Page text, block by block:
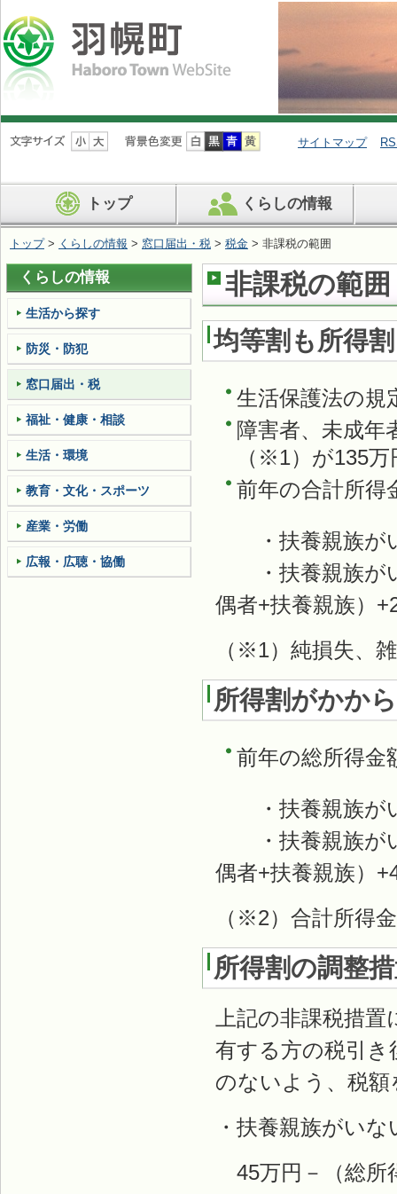
ナ
ビ
ン
を
ば
す
サイトマップ
トップ くらしの情報
トップ> くらしの情報 > 窓口届出・税 > 税金 > 非課税の範囲
非課税の範囲
均等割も所得
生活保護法の規
障害者、未成年
（※1）が135
前年の合計所
・扶養親族が
・扶養親族が
偶者+扶養親族）
（※1）純損失、
所得割がかか
前年の総所得
・扶養親族が
・扶養親族が
偶者+扶養親族）
（※2）合計所得
所得割の調整
上記の非課税措
有する方の税引き
のないよう、税
・扶養親族がいな
45万円－（総所
くらしの情報
生活から探す
防災・防犯
窓口届出・税
福祉・健康・相談
生活・環境
教育・文化・スポーツ
産業・労働
広報・広聴・協働